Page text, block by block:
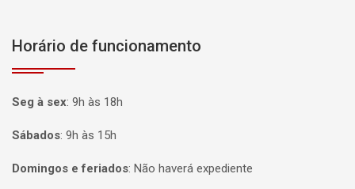
Horário de funcionamento
Seg à sex: 9h às 18h
Sábados: 9h às 15h
Domingos e feriados: Não haverá expediente